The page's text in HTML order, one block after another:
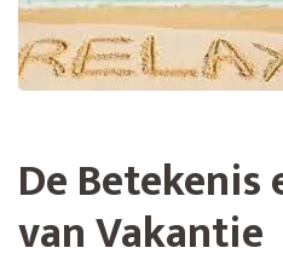
De Betekenis
van Vakantie